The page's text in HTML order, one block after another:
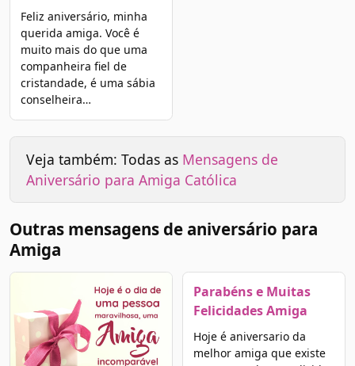
Feliz aniversário, minha
querida amiga. Você é
muito mais do que uma
companheira fiel de
cristandade, é uma sábia
conselheira…
Veja também: Todas as Mensagens de
Aniversário para Amiga Católica
Outras mensagens de aniversário para
Amiga
Parabéns e Muitas
Felicidades Amiga
Hoje é aniversario da
melhor amiga que existe